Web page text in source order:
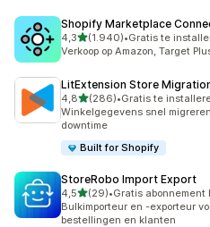
Shopify Marketplace
4,3van 5 sterren
(1.940)
1940 recensies in totaal
•Gratis te
Verkoop op Amazon, Target
LitExtension Store
4,8van 5 sterren
(286)
286 recensies in totaal
•Gratis te
Winkelgegevens snel
downtime
Built for Shopify
StoreRobo Import Export
4,5van 5 sterren
(29)
29 recensies in totaal
•Gratis abonnement
Bulkimporteur en -exporteur
bestellingen en klanten